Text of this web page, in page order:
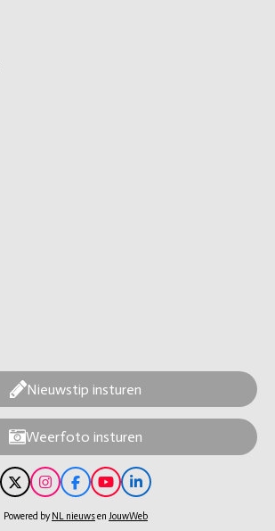
Nieuwstip insturen
Weerfoto insturen
X
I
n
s
F
a
c
Y
o
u
L
i
n
Powered by NL nieuwsen JouwWeb